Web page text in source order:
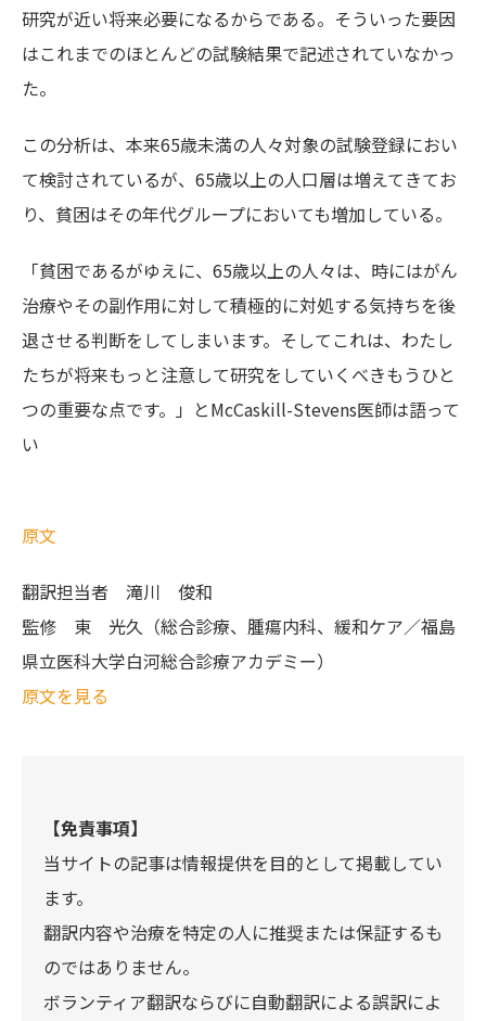
研究が近い将来必要になるからである。そういった要因
はこれまでのほとんどの試験結果で記述されていなかっ
た。
この分析は、本来65歳未満の人々対象の試験登録におい
て検討されているが、65歳以上の人口層は増えてきてお
り、貧困はその年代グループにおいても増加している。
「貧困であるがゆえに、65歳以上の人々は、時にはがん
治療やその副作用に対して積極的に対処する気持ちを後
退させる判断をしてしまいます。そしてこれは、わたし
たちが将来もっと注意して研究をしていくべきもうひと
つの重要な点です。」とMcCaskill-Stevens医師は語って
い
原文
翻訳担当者 滝川 俊和
監修 東 光久（総合診療、腫瘍内科、緩和ケア／福島
県立医科大学白河総合診療アカデミー）
原文を見る
【免責事項】
当サイトの記事は情報提供を目的として掲載してい
ます。
翻訳内容や治療を特定の人に推奨または保証するも
のではありません。
ボランティア翻訳ならびに自動翻訳による誤訳によ